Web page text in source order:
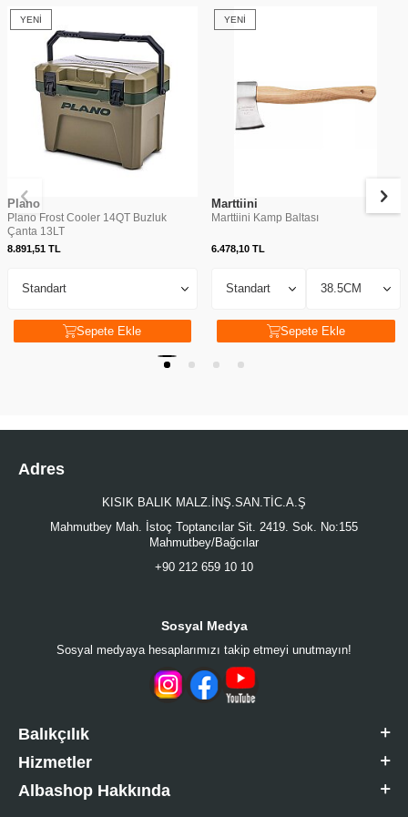
YENI
Plano
Plano Frost Cooler 14QT Buzluk
Çanta 13LT
8.891,51 TL
Sepete Ekle
YENI
Marttiini
Marttiini Kamp Baltası
6.478,10TL
Sepete Ekle
Adres
KISIK BALIK MALZ.İNŞ.SAN.TİC.A.Ş
Mahmutbey Mah. İstoç Toptancılar Sit. 2419. Sok. No:155
Mahmutbey/Bağcılar
+90 212 659 10 10
Sosyal Medya
Sosyal medyaya hesaplarımızı takip etmeyi unutmayın!
Balıkçılık
Hizmetler
Albashop Hakkında